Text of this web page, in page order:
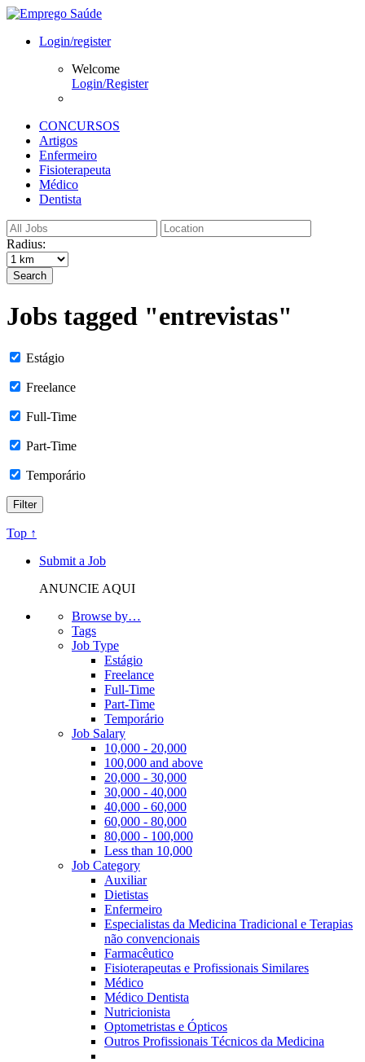
Login/register
Welcome
Login/Register
CONCURSOS
Artigos
Enfermeiro
Fisioterapeuta
Médico
Dentista
Radius:
Search
Jobs tagged "entrevistas"
Estágio
Freelance
Full-Time
Part-Time
Temporário
Top ↑
Submit a Job
ANUNCIE AQUI
Browse by…
Tags
Job Type
Estágio
Freelance
Full-Time
Part-Time
Temporário
Job Salary
10,000 - 20,000
100,000 and above
20,000 - 30,000
30,000 - 40,000
40,000 - 60,000
60,000 - 80,000
80,000 - 100,000
Less than 10,000
Job Category
Auxiliar
Dietistas
Enfermeiro
Especialistas da Medicina Tradicional e Terapias
não convencionais
Farmacêutico
Fisioterapeutas e Profissionais Similares
Médico
Médico Dentista
Nutricionista
Optometristas e Ópticos
Outros Profissionais Técnicos da Medicina